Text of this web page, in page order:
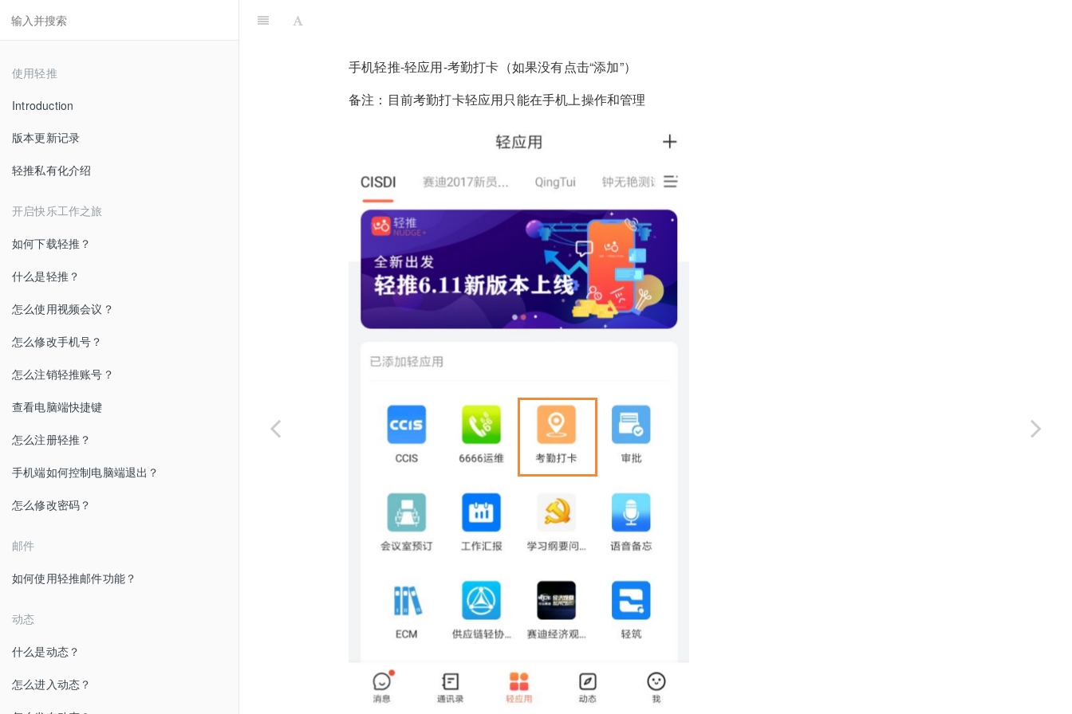
使用轻推
Introduction
版本更新记录
轻推私有化介绍
开启快乐工作之旅
如何下载轻推？
什么是轻推？
怎么使用视频会议？
怎么修改手机号？
怎么注销轻推账号？
查看电脑端快捷键
怎么注册轻推？
手机端如何控制电脑端退出？
怎么修改密码？
邮件
如何使用轻推邮件功能？
动态
什么是动态？
怎么进入动态？
手机轻推-轻应用-考勤打卡（如果没有点击“添加”）
备注：目前考勤打卡轻应用只能在手机上操作和管理